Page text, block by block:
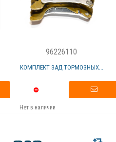
96226110
КОМПЛЕКТ ЗАД ТОРМОЗНЫХ...
Нет в наличии